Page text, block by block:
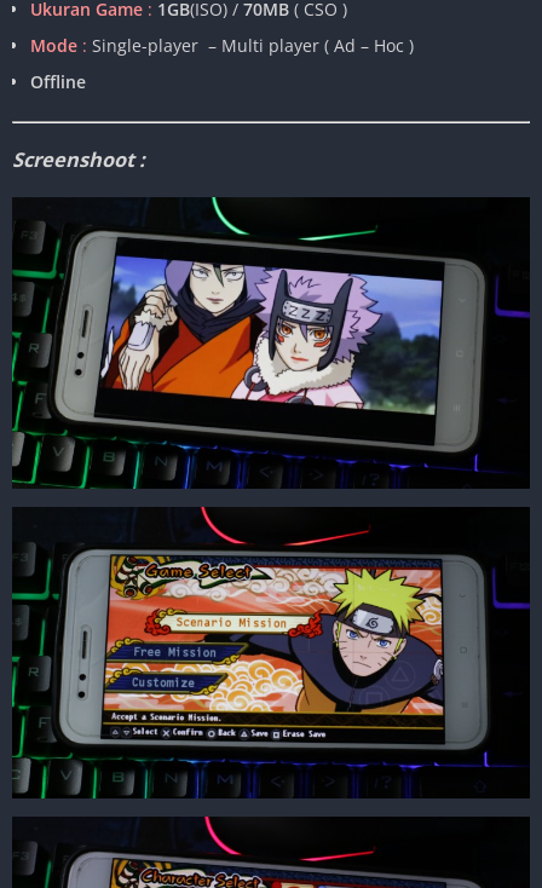
Ukuran Game : 1GB(ISO) / 70MB ( CSO )
Mode : Single-player – Multi player ( Ad – Hoc )
Offline
Screenshoot :